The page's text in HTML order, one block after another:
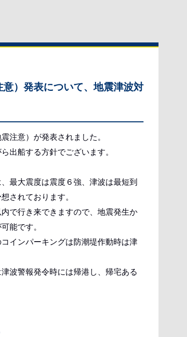
）発表について、地震津波対
注意）が発表されました。
出船する方針でございます。
最大震度は震度６強、津波は最短到
されております。
で行き来できますので、地震発生か
能です。
インパーキングは防潮堤作動時は津
波警報発令時には帰港し、帰宅ある